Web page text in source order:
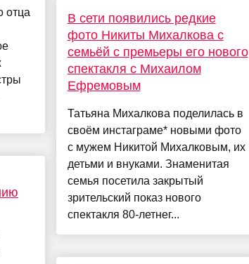
отца
В сети появились редкие
фото Никиты Михалкова с
семьёй с премьеры его нового
спектакля с Михаилом
Ефремовым
Татьяна Михалкова поделилась в
своём инстаграме* новыми фото
с мужем Никитой Михалковым, их
детьми и внуками. Знаменитая
семья посетила закрытый
зрительский показ нового
спектакля 80-летнег...